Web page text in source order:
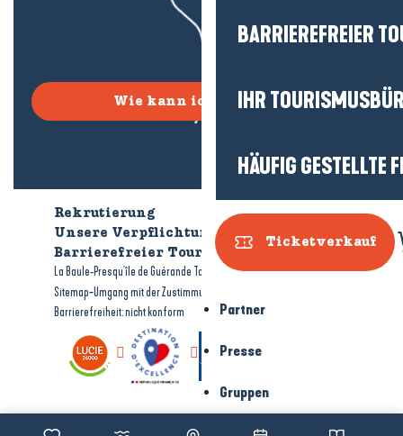
BARRIEREFREIER
IHR
HÄUFIG GESTELLTE
Ticketverkauf
Partner
Presse
Gruppen
Wie kann ich kommen?
Rekrutierung
Wer sind wir?
Unsere Verpflichtungen
Barrierefreier Tourismus
La Baule-Presqu'île de Guérande Tourismus-Rechtliche Hinweise-
Sitemap-Umgang mit der Zustimmung
Barrierefreiheit: nicht konform